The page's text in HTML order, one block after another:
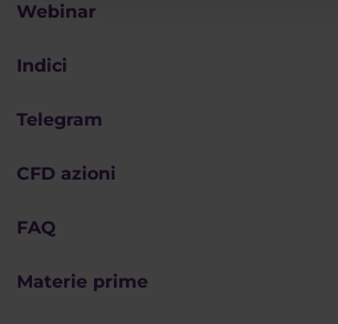
Webinar
Indici
Telegram
CFD azioni
FAQ
Materie prime